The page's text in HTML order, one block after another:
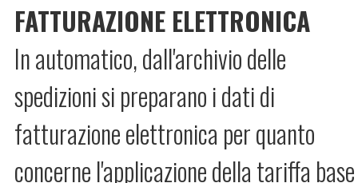
FATTURAZIONE ELETTRONICA
In automatico, dall'archivio delle
spedizioni si preparano i dati di
fatturazione elettronica per quanto
concerne l'applicazione della tariffa base